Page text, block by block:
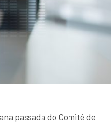
passada do Comitê de